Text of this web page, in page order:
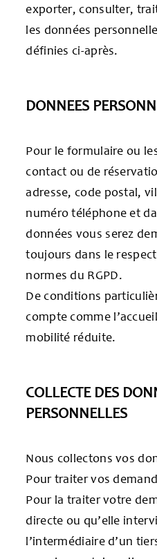
exporter, consulter,
les données
définies ci-après.
DONNEES
Pour le formulaire ou
contact ou de
adresse, code postal,
numéro téléphone et
données vous serez
toujours dans le
normes du RGPD.
De conditions
compte comme
mobilité réduite.
COLLECTE DES
PERSONNELLES
Nous collectons vos
Pour traiter vos
Pour la traiter votre
directe ou qu’elle
l’intermédiaire d’un